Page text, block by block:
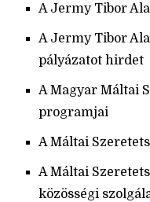
A Jermy Tibor
A Jermy Tibor
pályázatot hirdet
A Magyar Máltai
programjai
A Máltai
A Máltai
közösségi